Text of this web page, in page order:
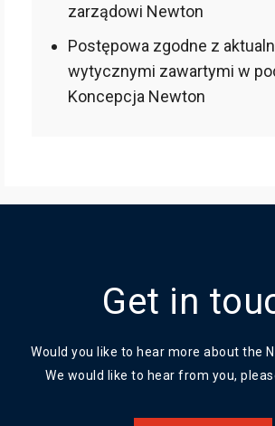
zarządowi Newton
Postępowa zgodne z
wytycznymi zawartymi w
Koncepcja Newton
Get in
Would you like to hear more about the
We would like to hear from you,